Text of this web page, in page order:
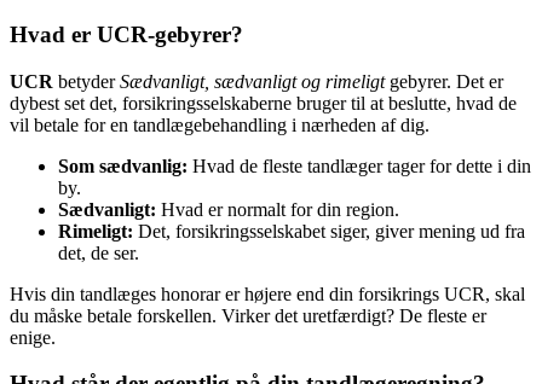
Hvad er UCR-gebyrer?
UCR betyderSædvanligt, sædvanligt og rimeligtgebyrer. Det er
dybest set det, forsikringsselskaberne bruger til at beslutte, hvad de
vil betale for en tandlægebehandling i nærheden af dig.
Som sædvanlig: Hvad de fleste tandlæger tager for dette i din
by.
Sædvanligt: Hvad er normalt for din region.
Rimeligt: Det, forsikringsselskabet siger, giver mening ud fra
det, de ser.
Hvis din tandlæges honorar er højere end din forsikrings UCR, skal
du måske betale forskellen. Virker det uretfærdigt? De fleste er
enige.